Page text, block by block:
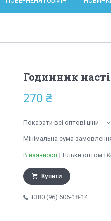
Годинник
270 ₴
Показати всі оптові ціни
Мінімальна сума
В наявності Тільки оптом
Купити
+380 (96) 606-18-14